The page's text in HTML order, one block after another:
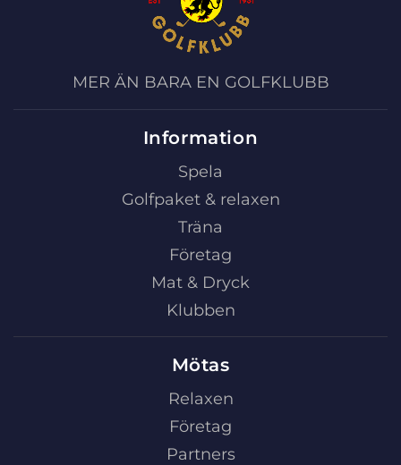
MER ÄN BARA EN GOLFKLUBB
Information
Spela
Golfpaket & relaxen
Träna
Företag
Mat & Dryck
Klubben
Mötas
Relaxen
Företag
Partners